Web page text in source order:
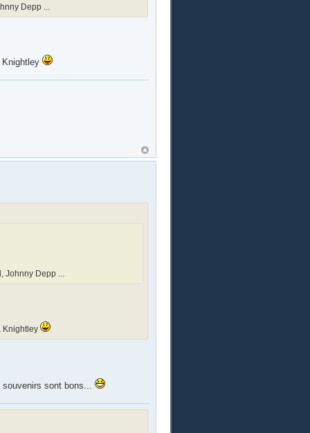
Depp ...
Johnny Depp ...
Knightley
sont bons...